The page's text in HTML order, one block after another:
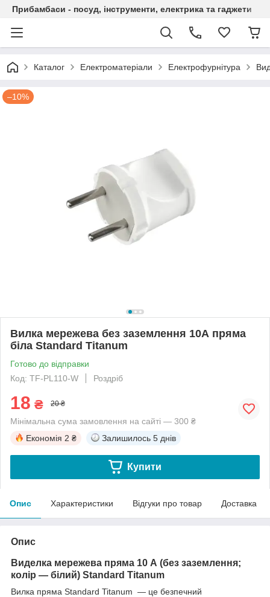
Прибамбаси - посуд, інструменти, електрика та гаджети
Каталог Електроматеріали Електрофурнітура
–10%
Вилка мережева без заземлення 10А пряма
біла Standard Titanum
Готово до відправки
Код: TF-PL110-W
Роздріб
18 ₴ 20 ₴
Мінімальна сума замовлення на сайті — 300 ₴
Економія 2 ₴ Залишилось 5 днів
Купити
Опис Характеристики Відгуки про товар Доставка
Опис
Виделка мережева пряма 10 А (без заземлення;
колір — білий) Standard Titanum
Вилка пряма Standard Titanum — це безпечний